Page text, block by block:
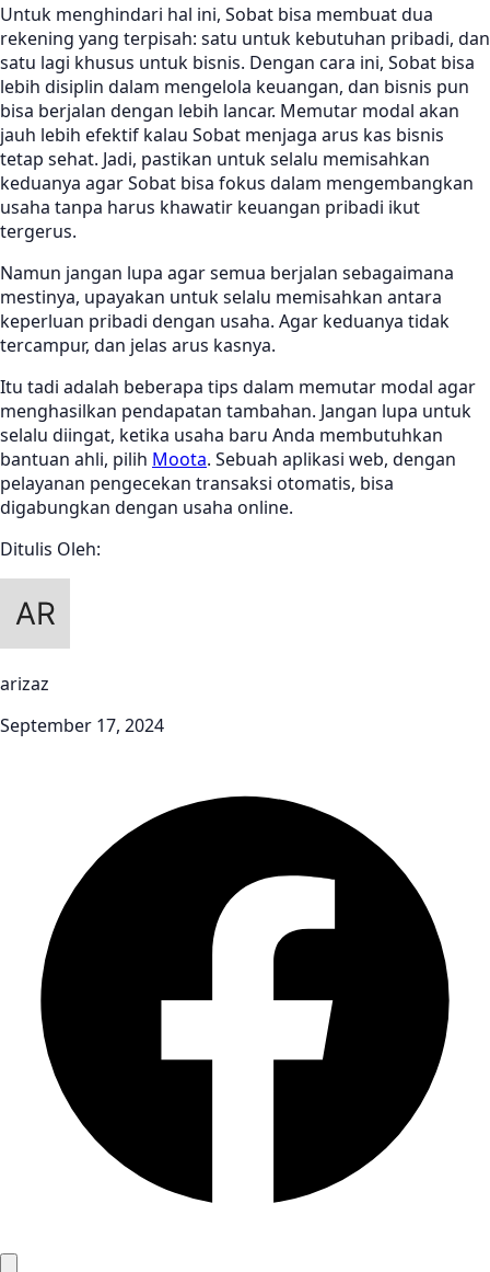
Untuk menghindari hal ini, Sobat bisa membuat dua
rekening yang terpisah: satu untuk kebutuhan pribadi, dan
satu lagi khusus untuk bisnis. Dengan cara ini, Sobat bisa
lebih disiplin dalam mengelola keuangan, dan bisnis pun
bisa berjalan dengan lebih lancar. Memutar modal akan
jauh lebih efektif kalau Sobat menjaga arus kas bisnis
tetap sehat. Jadi, pastikan untuk selalu memisahkan
keduanya agar Sobat bisa fokus dalam mengembangkan
usaha tanpa harus khawatir keuangan pribadi ikut
tergerus.
Namun jangan lupa agar semua berjalan sebagaimana
mestinya, upayakan untuk selalu memisahkan antara
keperluan pribadi dengan usaha. Agar keduanya tidak
tercampur, dan jelas arus kasnya.
Itu tadi adalah beberapa tips dalam memutar modal agar
menghasilkan pendapatan tambahan. Jangan lupa untuk
selalu diingat, ketika usaha baru Anda membutuhkan
bantuan ahli, pilih Moota. Sebuah aplikasi web, dengan
pelayanan pengecekan transaksi otomatis, bisa
digabungkan dengan usaha online.
Ditulis Oleh:
arizaz
September 17, 2024